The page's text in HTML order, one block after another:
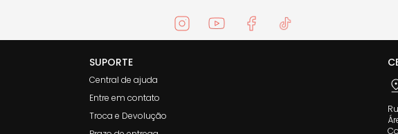
SUPORTE
Central de ajuda
Entre em contato
Troca e Devolução